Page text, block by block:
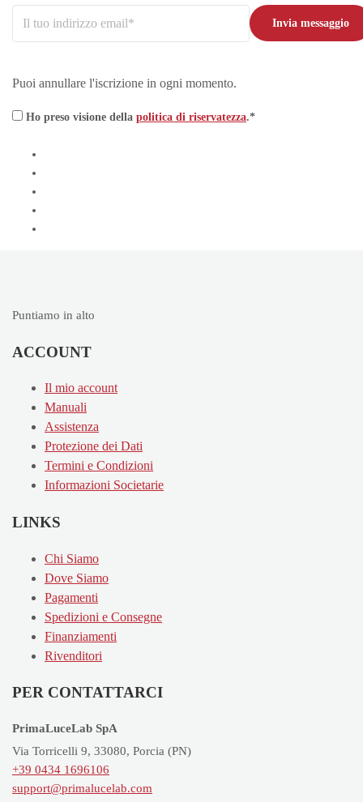
Puoi annullare l'iscrizione in ogni momento.
Ho preso visione della politica di riservatezza.*
Puntiamo in alto
ACCOUNT
Il mio account
Manuali
Assistenza
Protezione dei Dati
Termini e Condizioni
Informazioni Societarie
LINKS
Chi Siamo
Dove Siamo
Pagamenti
Spedizioni e Consegne
Finanziamenti
Rivenditori
PER CONTATTARCI
PrimaLuceLab SpA
Via Torricelli 9, 33080, Porcia (PN)
+39 0434 1696106
support@primalucelab.com